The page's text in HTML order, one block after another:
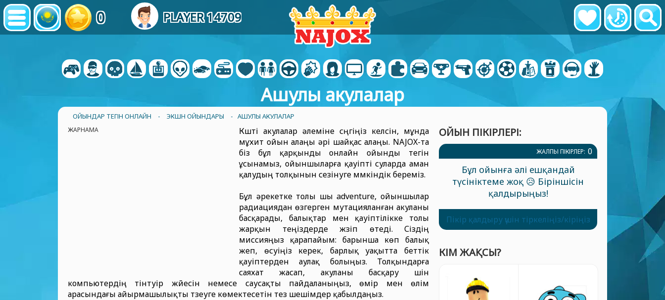
0 PLAYER 14709
Ашулы акулалар
ОЙЫНДАР ТЕГІН ОНЛАЙН - ЭКШН ОЙЫНДАРЫ - АШУЛЫ АКУЛАЛАР
ЖАРНАМА
Күшті акулалар әлеміне сүңгіңіз келсін, мұнда
мұхит ойын алаңы әрі шайқас алаңы. NAJOX-та
біз бұл қарқынды онлайн ойынды тегін
ұсынамыз, ойыншыларға қауіпті суларда аман
қалудың толқынын сезінуге мүмкіндік береміз.
Бұл әрекетке толы шы adventure, ойыншылар
радиациядан өзгерген мутацияланған акуланы
басқарады, балықтар мен қауіптілікке толы
жарқын теңіздерде жүзіп өтеді. Сіздің
миссияңыз қарапайым: барынша көп балық
жеп, өсуіңіз керек, барлық уақытта беттік
қауіптерден аулақ болыңыз. Толқындарға
саяхат жасап, акуланы басқару үшін
компьютердің тінтуір жүйесін немесе саусақты пайдаланыңыз, өмір мен өлім
арасындағы айырмашылықты түзеуге көмектесетін тез шешімдер қабылдаңыз.
ОЙЫН ПІКІРЛЕРІ:
ЖАЛПЫ ПІКІРЛЕР: 0
Бұл ойынға әлі ешқандай
түсініктеме жоқ 😥 Біріншісін
қалдырыңыз!
Пікір қалдыру үшін тіркеліңіз/кіріңіз
КІМ ЖАҚСЫ?